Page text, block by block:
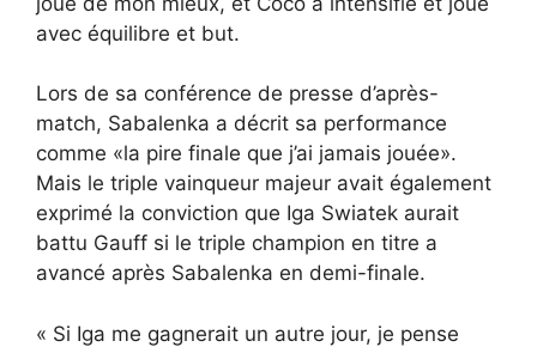
avec équilibre et but.
Lors de sa conférence de presse d’après-
match, Sabalenka a décrit sa performance
comme «la pire finale que j’ai jamais jouée».
Mais le triple vainqueur majeur avait également
exprimé la conviction que Iga Swiatek aurait
battu Gauff si le triple champion en titre a
avancé après Sabalenka en demi-finale.
« Si Iga me gagnerait un autre jour, je pense